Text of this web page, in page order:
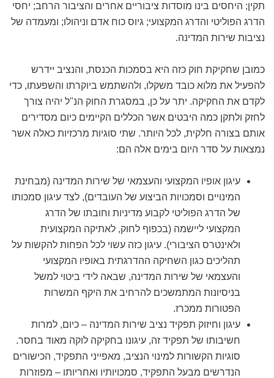
תקין; היחסים בינו מוסדות ציבוריים אחרים והציבור הרחב; יחסי
הדרג הפוליטי והדרג המקצועי; גיוס כוח אדם וניהולו; ומעמדה של
נציבות שירות המדינה.
כמובן שחקיקת חוק כזה היא בסמכות הכנסת, והנציב יידרש
להפעיל את מלוא כובד משקלו, ולהשתמש ביוקרתו והשפעתו, כדי
לקדם את החקיקה. יתר על כן, במסגרת החוק הנ"ל יהיה צורך
לחזק ולתקן כמה היבטים אשר הכללים הקיימים כיום מסדירים
אותם בצורה חלקית, לכל היותר. שתי סוגיות מרכזיות כאלה אשר
נמצאות על סדר היום בימים אלה הם:
עיגון אופיו המקצועי והעצמאי של שירות המדינה (מבחינת
המינויים וסמכויות הביצוע של העובדים), לצד עיגון סמכותו
של הדרג הפוליטי לקבוע מדיניות וחובתו של הדרג
המקצועי ליישמה (בכפוף לחוק, לאתיקה המקצועית
ולאינטרס הציבורי). עיגון כזה עשוי לכל הפחות להקשות על
תהליכים כגון השחיקה ההדרגתית באופיו המקצועי
והעצמאי של שירות המדינה, שבאה לידי ביטוי למשל
בניסיונות המתמשכים להרחיב את היקף המשרות
הפטורות ממכרז.
עיגון וחיזוק תפקיד נציב שירות המדינה – כיום, למרות
חשיבותו של תפקיד זה, עיגונו בחקיקה לוקה מאוד בחסר.
סוגיות הקשורות למינוי הנציב, מאפייני התפקיד, הכישורים
הנדרשים מבעל התפקיד, סמכויותיו ואחריותו – מפוזרות